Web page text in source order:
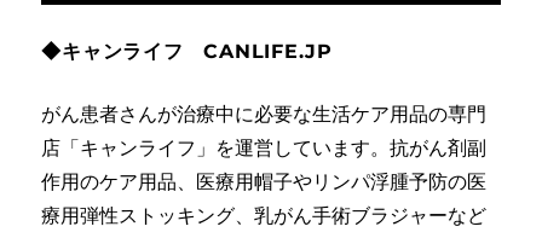
◆キャンライフ CANLIFE.JP
がん患者さんが治療中に必要な生活ケア用品の専門
店「キャンライフ」を運営しています。抗がん剤副
作用のケア用品、医療用帽子やリンパ浮腫予防の医
療用弾性ストッキング、乳がん手術ブラジャーなど